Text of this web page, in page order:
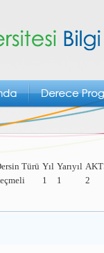
Türü Yıl Yarıyıl
1 1 2